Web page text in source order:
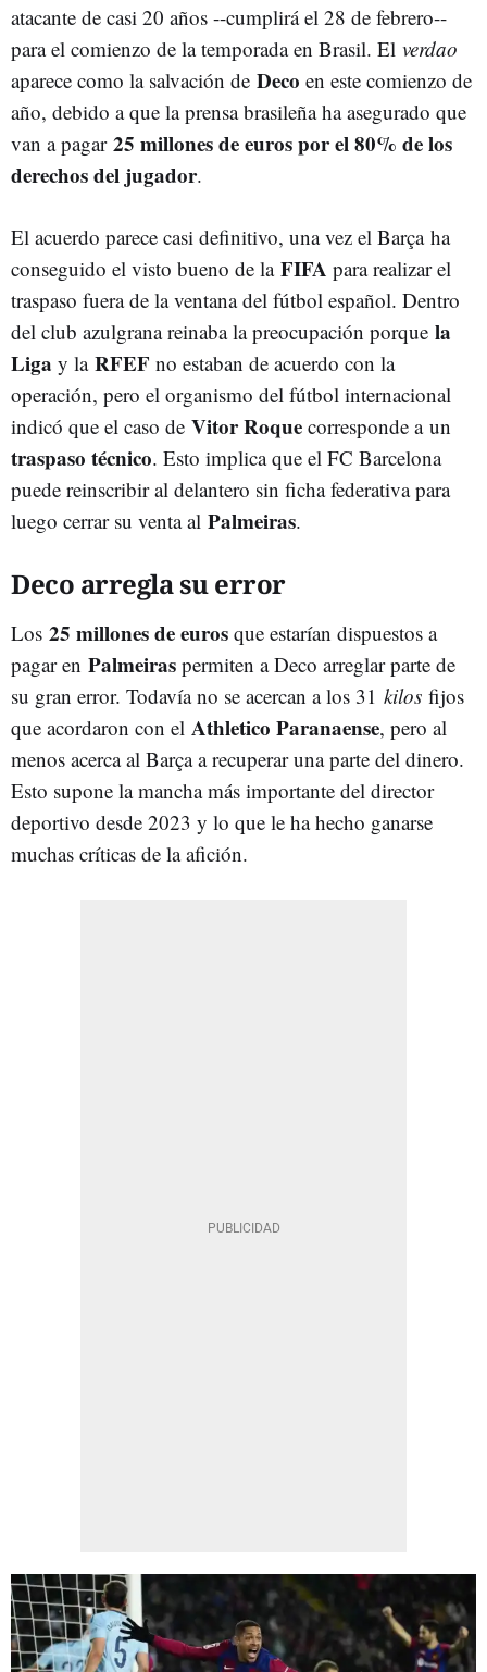
atacante de casi 20 años --cumplirá el 28 de febrero--
para el comienzo de la temporada en Brasil. El verdao
aparece como la salvación de Deco en este comienzo de
año, debido a que la prensa brasileña ha asegurado que
van a pagar 25 millones de euros por el 80% de los
derechos del jugador.
El acuerdo parece casi definitivo, una vez el Barça ha
conseguido el visto bueno de la FIFA para realizar el
traspaso fuera de la ventana del fútbol español. Dentro
del club azulgrana reinaba la preocupación porque la
Liga y la RFEF no estaban de acuerdo con la
operación, pero el organismo del fútbol internacional
indicó que el caso de Vitor Roque corresponde a un
traspaso técnico. Esto implica que el FC Barcelona
puede reinscribir al delantero sin ficha federativa para
luego cerrar su venta al Palmeiras.
Deco arregla su error
Los 25 millones de euros que estarían dispuestos a
pagar en Palmeiras permiten a Deco arreglar parte de
su gran error. Todavía no se acercan a los 31 kilos fijos
que acordaron con el Athletico Paranaense, pero al
menos acerca al Barça a recuperar una parte del dinero.
Esto supone la mancha más importante del director
deportivo desde 2023 y lo que le ha hecho ganarse
muchas críticas de la afición.